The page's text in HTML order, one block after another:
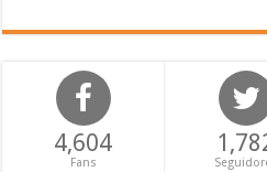
4,604
Fans